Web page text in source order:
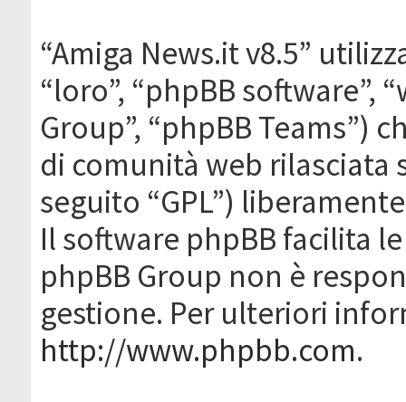
“Amiga News.it v8.5”
“loro”, “phpBB software”,
Group”, “phpBB Teams”)
di comunità web rilasciata
seguito “GPL”)
Il software phpBB facilita
phpBB Group non è
gestione. Per ulteriori
http://www.phpbb.com.